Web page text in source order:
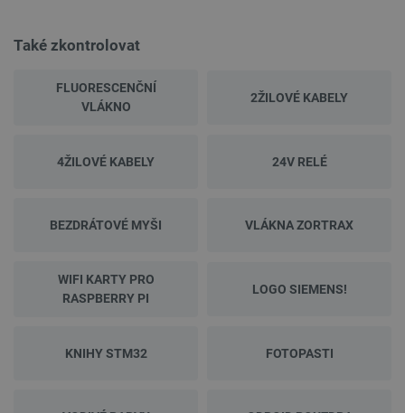
Také zkontrolovat
FLUORESCENČNÍ
VLÁKNO
2ŽILOVÉ KABELY
4ŽILOVÉ KABELY 24V RELÉ
BEZDRÁTOVÉ MYŠI VLÁKNA ZORTRAX
WIFI KARTY PRO
RASPBERRY PI
LOGO SIEMENS!
KNIHY STM32 FOTOPASTI